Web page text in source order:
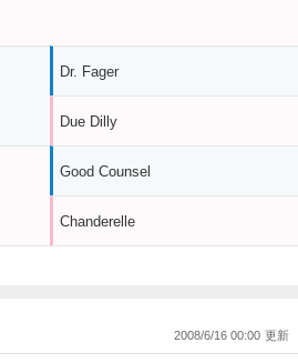
Dr. Fager
Due Dilly
Good Counsel
Chanderelle
2008/6/16 00:00